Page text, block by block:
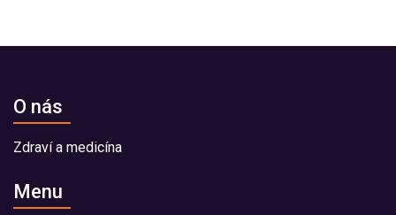
O nás
Zdraví a medicína
Menu